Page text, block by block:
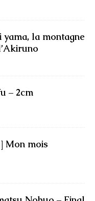
yama, la montagne
– 2cm
Mon mois